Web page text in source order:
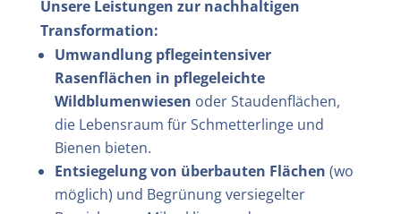
Unsere Leistungen zur nachhaltigen
Transformation:
Umwandlung pflegeintensiver
Rasenflächen in pflegeleichte
Wildblumenwiesen oder Staudenflächen,
die Lebensraum für Schmetterlinge und
Bienen bieten.
Entsiegelung von überbauten Flächen (wo
möglich) und Begrünung versiegelter